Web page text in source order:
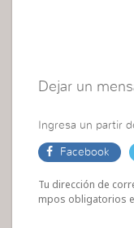
Dejar un
Ingresa un partir
Facebook
Tu dirección de
mpos obligatorios